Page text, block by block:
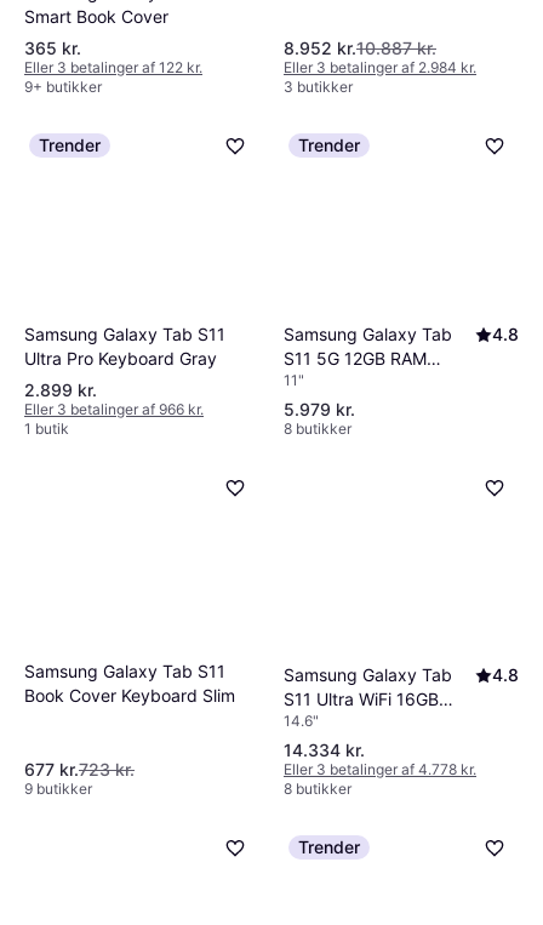
Smart Book Cover
365 kr.
Eller 3 betalinger af 122 kr.
9+ butikker
8.952 kr.10.887 kr.
Eller 3 betalinger af 2.984 kr.
3 butikker
Trender
Samsung Galaxy Tab S11
Ultra Pro Keyboard Gray
2.899 kr.
Eller 3 betalinger af 966 kr.
1 butik
Trender
Samsung Galaxy Tab
S11 5G 12GB RAM
128GB Silver
4.8
11"
5.979 kr.
8 butikker
Samsung Galaxy Tab S11
Book Cover Keyboard Slim
677 kr.723 kr.
9 butikker
Samsung Galaxy Tab
S11 Ultra WiFi 16GB
RAM 1TB Grey
4.8
14.6"
14.334 kr.
Eller 3 betalinger af 4.778 kr.
8 butikker
Trender